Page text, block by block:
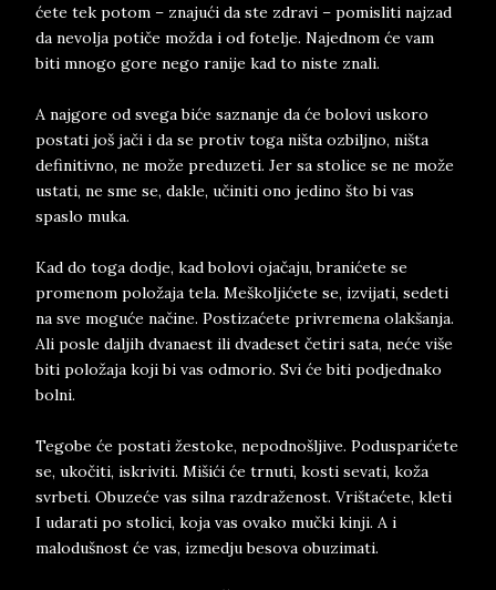
ćete tek potom – znajući da ste zdravi – pomisliti najzad
da nevolja potiče možda i od fotelje. Najednom će vam
biti mnogo gore nego ranije kad to niste znali.
A najgore od svega biće saznanje da će bolovi uskoro
postati još jači i da se protiv toga ništa ozbiljno, ništa
definitivno, ne može preduzeti. Jer sa stolice se ne može
ustati, ne sme se, dakle, učiniti ono jedino što bi vas
spaslo muka.
Kad do toga dodje, kad bolovi ojačaju, branićete se
promenom položaja tela. Meškoljićete se, izvijati, sedeti
na sve moguće načine. Postizaćete privremena olakšanja.
Ali posle daljih dvanaest ili dvadeset četiri sata, neće više
biti položaja koji bi vas odmorio. Svi će biti podjednako
bolni.
Tegobe će postati žestoke, nepodnošljive. Podusparićete
se, ukočiti, iskriviti. Mišići će trnuti, kosti sevati, koža
svrbeti. Obuzeće vas silna razdraženost. Vrištaćete, kleti
I udarati po stolici, koja vas ovako mučki kinji. A i
malodušnost će vas, izmedju besova obuzimati.